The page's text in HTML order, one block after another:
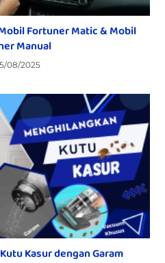
Fortuner Matic & Mobil
Manual
08/2025
Kasur dengan Garam